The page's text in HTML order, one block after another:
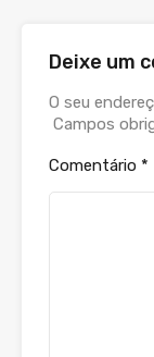
Deixe um
O seu
Campos
Comentário *